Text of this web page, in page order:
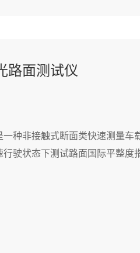
路面测试仪
一种非接触式断面类快速测量车
行驶状态下测试路面国际平整度